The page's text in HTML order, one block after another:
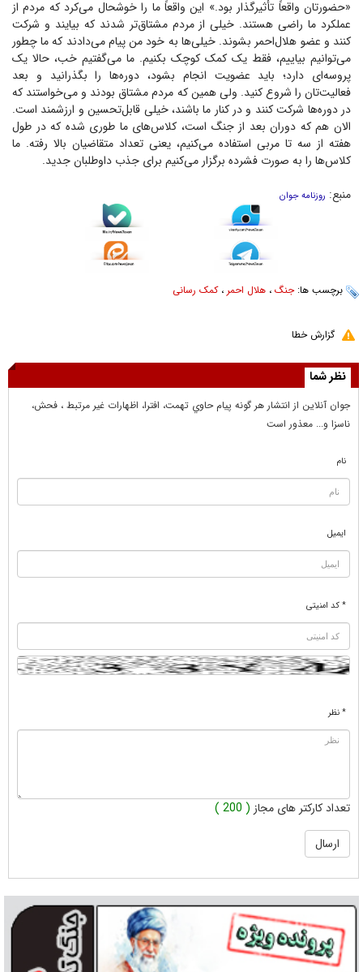
«حضورتان واقعاً تأثیرگذار بود.» این واقعاً ما را خوشحال می‌کرد که مردم از
عملکرد ما راضی هستند. خیلی از مردم مشتاق‌تر شدند که بیایند و شرکت
کنند و عضو هلال‌احمر بشوند. خیلی‌ها به خود من پیام می‌دادند که ما چطور
می‌توانیم بیاییم، فقط یک کمک کوچک بکنیم. ما می‌گفتیم خب، حالا یک
پروسه‌ای دارد؛ باید عضویت انجام بشود، دوره‌ها را بگذرانید و بعد
فعالیت‌تان را شروع کنید. ولی همین که مردم مشتاق بودند و می‌خواستند که
در دوره‌ها شرکت کنند و در کنار ما باشند، خیلی قابل‌تحسین و ارزشمند است.
الان هم که دوران بعد از جنگ است، کلاس‌های ما طوری شده که در طول
هفته از سه تا مربی استفاده می‌کنیم، یعنی تعداد متقاضیان بالا رفته. ما
کلاس‌ها را به صورت فشرده برگزار می‌کنیم برای جذب داوطلبان جدید.
منبع: روزنامه جوان
برچسب ها:جنگ ، هلال احمر ،کمک رسانی
گزارش خطا
نظر شما
جوان آنلاين از انتشار هر گونه پيام حاوي تهمت، افترا، اظهارات غير مرتبط ، فحش،
ناسزا و... معذور است
نام
ایمیل
* کد امنیتی
* نظر
تعداد کارکتر های مجاز ( 200 )